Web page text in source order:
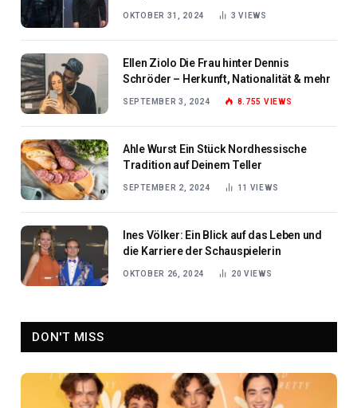
OKTOBER 31, 2024 3VIEWS
Ellen Ziolo Die Frau hinter Dennis
Schröder – Herkunft, Nationalität & mehr
SEPTEMBER 3, 2024 8.755 VIEWS
Ahle Wurst Ein Stück Nordhessische
Tradition auf Deinem Teller
SEPTEMBER 2, 2024 11 VIEWS
Ines Völker: Ein Blick auf das Leben und
die Karriere der Schauspielerin
OKTOBER 26, 2024 20VIEWS
DON'T MISS